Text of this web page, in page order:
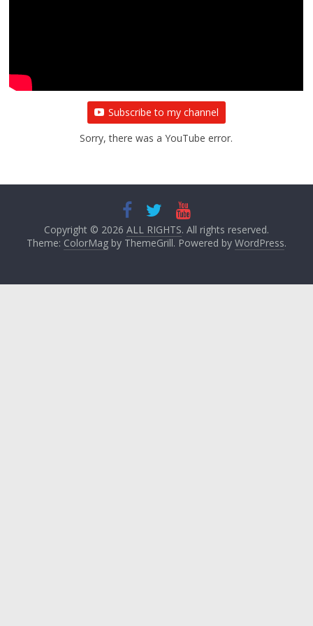
Subscribe to my channel
Sorry, there was a YouTube error.
Copyright © 2026 ALL RIGHTS. All rights reserved.
Theme: ColorMagby ThemeGrill. Powered by WordPress.